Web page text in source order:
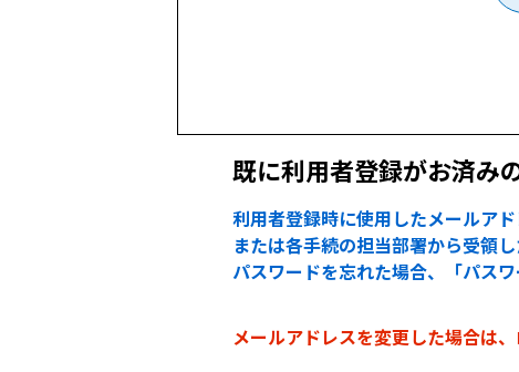
既に利用者登録がお済み
利用者登録時に使用したメールアド
または各手続の担当部署から受領
パスワードを忘れた場合、「パス
メールアドレスを変更した場合は